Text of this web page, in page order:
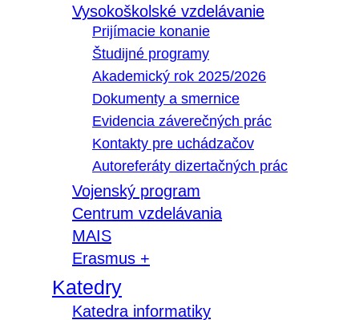
Vysokoškolské vzdelávanie
Prijímacie konanie
Študijné programy
Akademický rok 2025/2026
Dokumenty a smernice
Evidencia záverečných prác
Kontakty pre uchádzačov
Autoreferáty dizertačných prác
Vojenský program
Centrum vzdelávania
MAIS
Erasmus +
Katedry
Katedra informatiky